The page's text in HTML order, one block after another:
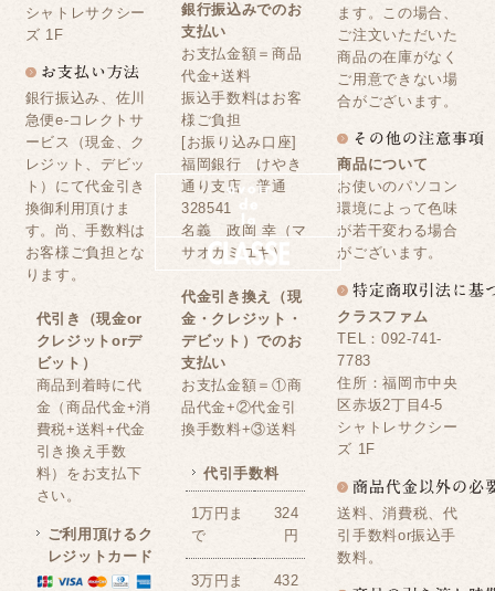
シャトレサクシー
ズ 1F
銀行振込み、佐川
急便e-コレクトサ
ービス（現金、ク
レジット、デビッ
ト）にて代金引き
換御利用頂けま
す。尚、手数料は
お客様ご負担とな
ります。
代引き（現金or
クレジットorデ
ビット）
商品到着時に代
金（商品代金+消
費税+送料+代金
引き換え手数
料）をお支払下
さい。
ご利用頂けるク
レジットカード
銀行振込みでのお
支払い
お支払金額＝商品
代金+送料
振込手数料はお客
様ご負担
[お振り込み口座]
福岡銀行 けやき
通り支店 普通
328541
名義 政岡 幸（マ
サオカミユキ）
代金引き換え（現
金・クレジット・
デビット）でのお
支払い
お支払金額＝①商
品代金+②代金引
換手数料+③送料
代引手数料
1万円ま
で
324
円
3万円ま
432
ます。この場合、
ご注文いただいた
商品の在庫がなく
ご用意できない場
合がございます。
商品について
お使いのパソコン
環境によって色味
が若干変わる場合
がございます。
クラスファム
TEL：092-741-
7783
住所：福岡市中央
区赤坂2丁目4-5
シャトレサクシー
ズ 1F
送料、消費税、代
引手数料or振込手
数料。